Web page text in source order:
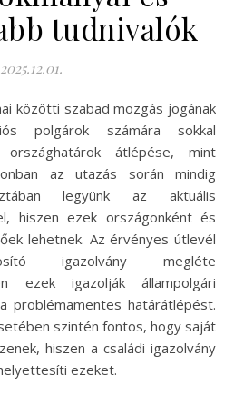
tudnivalók
2025.12.01.
polgárok számára sokkal
átlépése, mint
az utazás során mindig
legyünk az aktuális
hiszen ezek országonként és
lehetnek. Az érvényes útlevél
igazolvány megléte
ezek igazolják állampolgári
problémamentes határátlépést.
szintén fontos, hogy saját
hiszen a családi igazolvány
ezeket.